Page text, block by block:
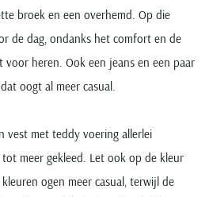
broek en een overhemd. Op die
de dag, ondanks het comfort en de
heren. Ook een jeans en een paar
oogt al meer casual.
vest met teddy voering allerlei
meer gekleed. Let ook op de kleur
ogen meer casual, terwijl de